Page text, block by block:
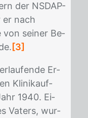
der NS­DAP-
nach
von sei­ner Be­
[3]
Er­
Kli­nik­auf­
1940. Ei­
Va­ters, wur­